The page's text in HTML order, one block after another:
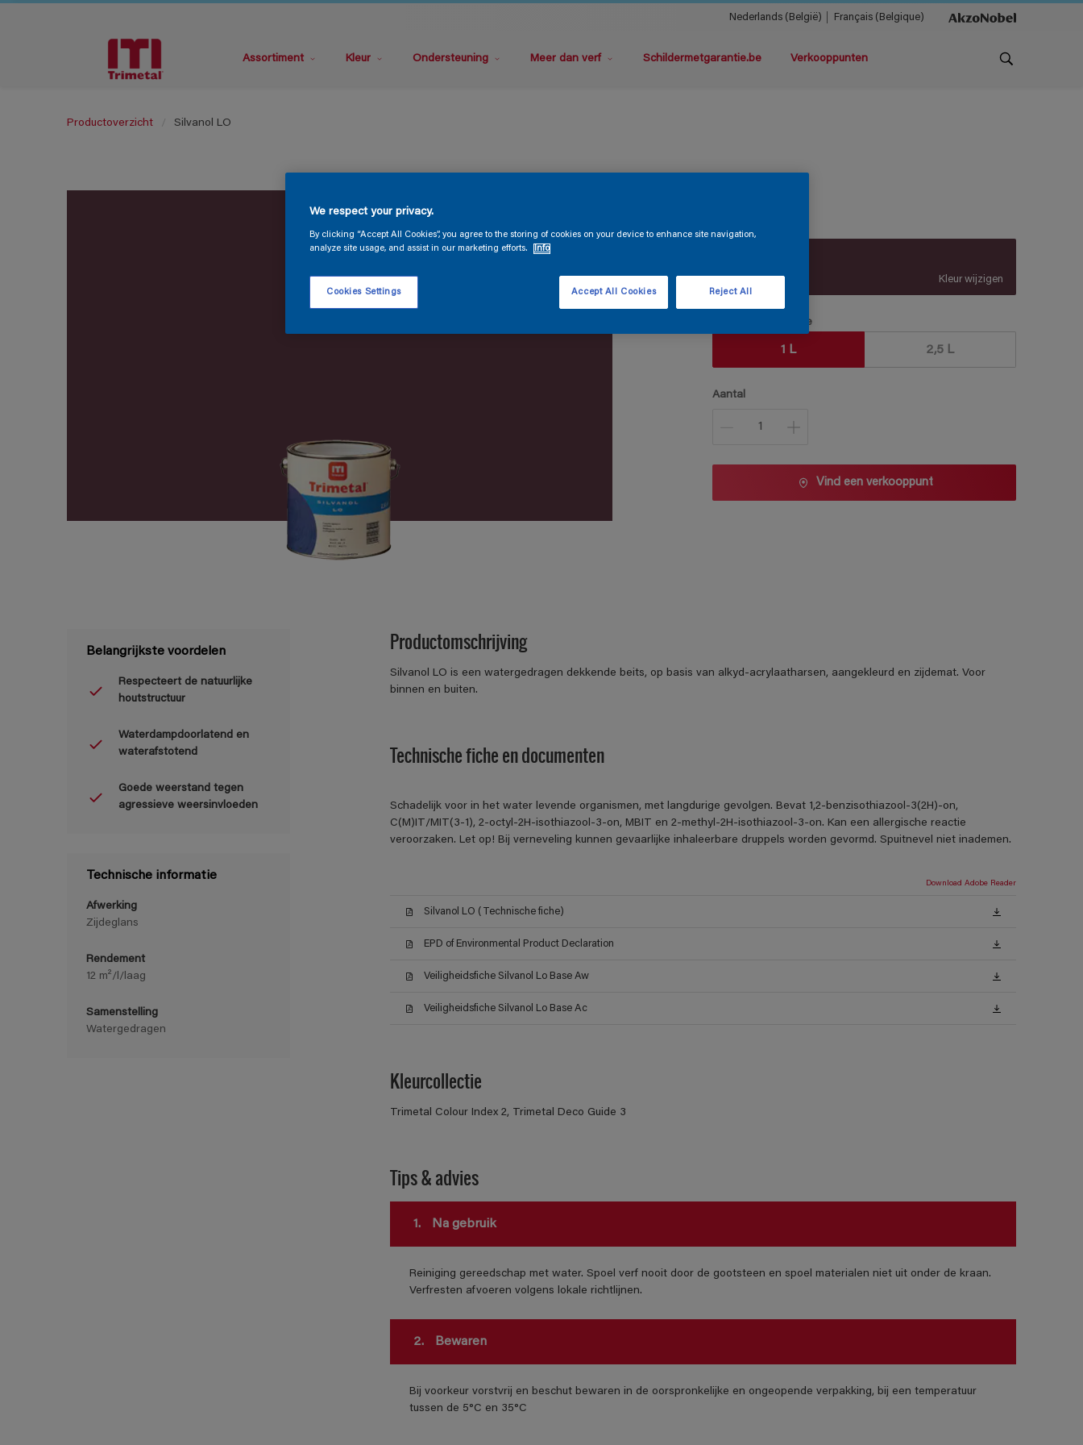
Nederlands (België) Français (Belgique)
Assortiment Kleur Ondersteuning Meer dan verf Schildermetgarantie.be Verkooppunten
Productoverzicht Silvanol LO
Kleur wijzigen
Verpakkingsgrootte
1 L 2,5 L
Aantal
Vind een verkooppunt
Belangrijkste voordelen
Respecteert de natuurlijke
houtstructuur
Waterdampdoorlatend en
waterafstotend
Goede weerstand tegen
agressieve weersinvloeden
Technische informatie
Afwerking
Zijdeglans
Rendement
12 m²/l/laag
Samenstelling
Watergedragen
Productomschrijving
Silvanol LO is een watergedragen dekkende beits, op basis van alkyd-acrylaatharsen, aangekleurd en zijdemat. Voor
binnen en buiten.
Technische fiche en documenten
Schadelijk voor in het water levende organismen, met langdurige gevolgen. Bevat 1,2-benzisothiazool-3(2H)-on,
C(M)IT/MIT(3-1), 2-octyl-2H-isothiazool-3-on, MBIT en 2-methyl-2H-isothiazool-3-on. Kan een allergische reactie
veroorzaken. Let op! Bij verneveling kunnen gevaarlijke inhaleerbare druppels worden gevormd. Spuitnevel niet inademen.
Download Adobe Reader
Silvanol LO (Technische fiche)
EPD of Environmental Product Declaration
Veiligheidsfiche Silvanol Lo Base Aw
Veiligheidsfiche Silvanol Lo Base Ac
Kleurcollectie
Trimetal Colour Index 2, Trimetal Deco Guide 3
Tips & advies
1. Na gebruik
Reiniging gereedschap met water. Spoel verf nooit door de gootsteen en spoel materialen niet uit onder de kraan.
Verfresten afvoeren volgens lokale richtlijnen.
2. Bewaren
Bij voorkeur vorstvrij en beschut bewaren in de oorspronkelijke en ongeopende verpakking, bij een temperatuur
tussen de 5°C en 35°C
We respect your privacy.
By clicking “Accept All Cookies”, you agree to the storing of cookies on your device to enhance site navigation,
analyze site usage, and assist in our marketing efforts.
Info
Cookies Settings Reject All
Accept All Cookies